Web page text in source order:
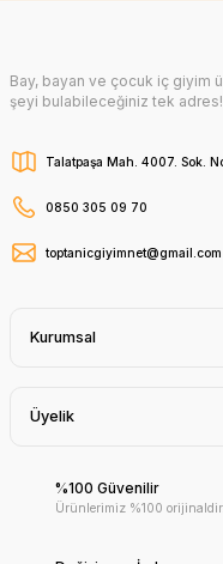
Bay, bayan ve çocuk iç giyim
şeyi bulabileceğiniz tek
Talatpaşa Mah. 4007. Sok.
0850 305 09 70
toptanicgiyimnet@gmail.com
Kurumsal
Üyelik
%100 Güvenilir
Ürünlerimiz %100 orijinaldir.